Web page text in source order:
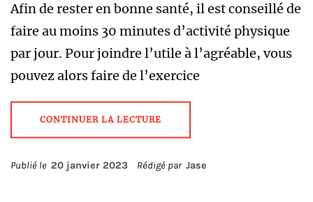
Afin de rester en bonne santé, il est conseillé de
faire au moins 30 minutes d’activité physique
par jour. Pour joindre l’utile à l’agréable, vous
pouvez alors faire de l’exercice
CONTINUER LA LECTURE
Publié le 20 janvier 2023 Rédigé par Jase